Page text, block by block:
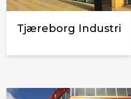
Tjæreborg Industri